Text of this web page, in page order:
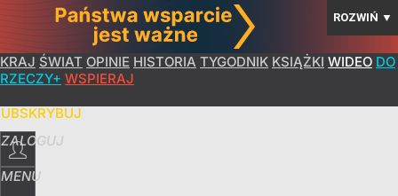
ROZWIŃ ▼
KRAJ ŚWIAT OPINIE HISTORIA TYGODNIK KSIĄŻKI WIDEO DO
RZECZY+ WSPIERAJ
ZALOGUJ
MENU